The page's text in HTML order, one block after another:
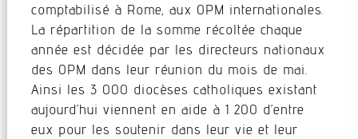
comptabilisé à Rome, aux OPM internationales.
La répartition de la somme récoltée chaque
année est décidée par les directeurs nationaux
des OPM dans leur réunion du mois de mai.
Ainsi les 3 000 diocèses catholiques existant
aujourd’hui viennent en aide à 1 200 d’entre
eux pour les soutenir dans leur vie et leur